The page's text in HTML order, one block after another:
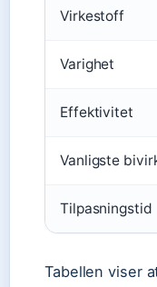
Virkestoff
Varighet
Effektivitet
Vanligste
Tilpasningstid
Tabellen viser